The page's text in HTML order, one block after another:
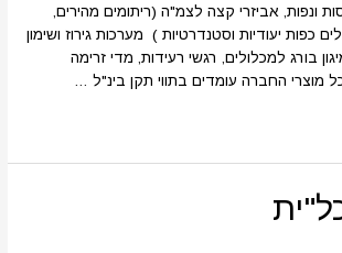
ונפות, אביזרי קצה לצמ"ה (ריתומים מהירים,
כפות יעודיות וסטנדרטיות ) מערכות גירוז ושימון
בורג למכלולים, רגשי רעידות, מדי זרימה
מוצרי החברה עומדים בתווי תקן בינ"ל …